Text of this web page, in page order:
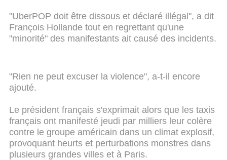
"UberPOP doit être dissous et déclaré illégal", a dit
François Hollande tout en regrettant qu'une
"minorité" des manifestants ait causé des incidents.
"Rien ne peut excuser la violence", a-t-il encore
ajouté.
Le président français s'exprimait alors que les taxis
français ont manifesté jeudi par milliers leur colère
contre le groupe américain dans un climat explosif,
provoquant heurts et perturbations monstres dans
plusieurs grandes villes et à Paris.